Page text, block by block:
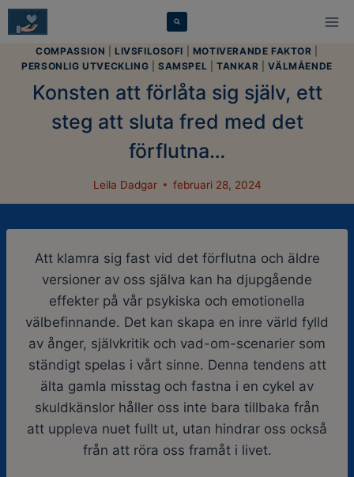
Skip
to
contentCOMPASSION LIVSFILOSOFI MOTIVERANDE FAKTOR
PERSONLIG UTVECKLING
SAMSPEL TANKAR |VÄLMÅENDE
Konsten att förlåta sig själv, ett
steg att sluta fred med det
förflutna…
Leila Dadgar februari 28, 2024
Att klamra sig fast vid det förflutna och äldre
versioner av oss själva kan ha djupgående
effekter på vår psykiska och emotionella
välbefinnande. Det kan skapa en inre värld fylld
av ånger, självkritik och vad-om-scenarier som
ständigt spelas i vårt sinne. Denna tendens att
älta gamla misstag och fastna i en cykel av
skuldkänslor håller oss inte bara tillbaka från
att uppleva nuet fullt ut, utan hindrar oss också
från att röra oss framåt i livet.
modal-check